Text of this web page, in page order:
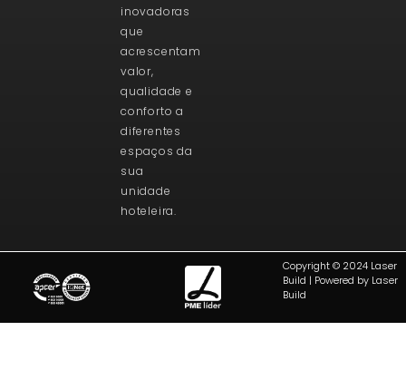
inovadoras
que
acrescentam
valor,
qualidade e
conforto a
diferentes
espaços da
sua
unidade
hoteleira.
Copyright © 2024 Laser
Build | Powered by Laser
Build